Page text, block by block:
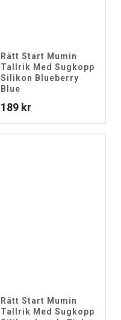
Rätt Start Mumin
Tallrik Med Sugkopp
Silikon Blueberry
Blue
189 kr
Rätt Start Mumin
Tallrik Med Sugkopp